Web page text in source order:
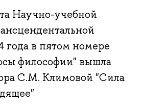
Научно-учебной
года в пятом номере
философии" вышла
С.М. Климовой "Сила